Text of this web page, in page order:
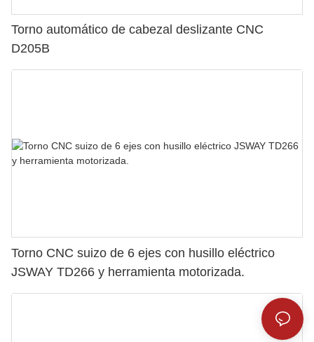
Torno automático de cabezal deslizante CNC
D205B
Torno CNC suizo de 6 ejes con husillo eléctrico
JSWAY TD266 y herramienta motorizada.